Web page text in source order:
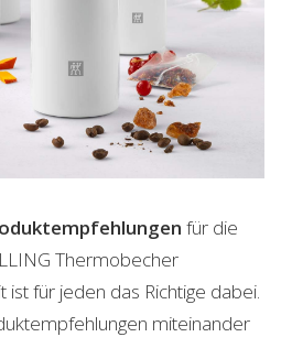
für die
Thermobecher
ist für jeden das Richtige dabei.
miteinander